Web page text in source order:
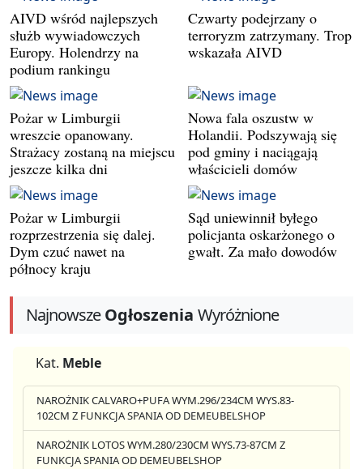
AIVD wśród najlepszych
służb wywiadowczych
Europy. Holendrzy na
podium rankingu
Czwarty podejrzany o
terroryzm zatrzymany. Trop
wskazała AIVD
Pożar w Limburgii
wreszcie opanowany.
Strażacy zostaną na miejscu
jeszcze kilka dni
Nowa fala oszustw w
Holandii. Podszywają się
pod gminy i naciągają
właścicieli domów
Pożar w Limburgii
rozprzestrzenia się dalej.
Dym czuć nawet na
północy kraju
Sąd uniewinnił byłego
policjanta oskarżonego o
gwałt. Za mało dowodów
NajnowszeOgłoszenia Wyróżnione
Kat. Meble
NAROŻNIK CALVARO+PUFA WYM.296/234CM WYS.83-
102CM Z FUNKCJA SPANIA OD DEMEUBELSHOP
NAROŻNIK LOTOS WYM.280/230CM WYS.73-87CM Z
FUNKCJA SPANIA OD DEMEUBELSHOP